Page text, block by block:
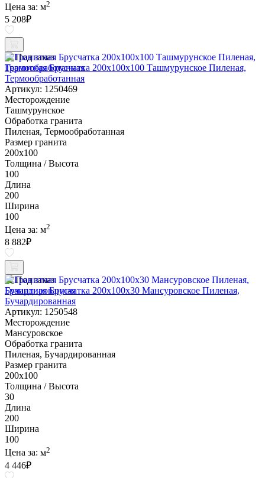
Цена за: м2
5 208₽
Под заказ
Гранитная Брусчатка 200х100x100 Ташмурунское Пиленая,
Термообработанная
Артикул: 1250469
Месторождение
Ташмурунское
Обработка гранита
Пиленая, Термообработанная
Размер гранита
200х100
Толщина / Высота
100
Длина
200
Ширина
100
Цена за: м2
8 882₽
Под заказ
Гранитная Брусчатка 200х100x30 Мансуровское Пиленая,
Бучардированная
Артикул: 1250548
Месторождение
Мансуровское
Обработка гранита
Пиленая, Бучардированная
Размер гранита
200х100
Толщина / Высота
30
Длина
200
Ширина
100
Цена за: м2
4 446₽